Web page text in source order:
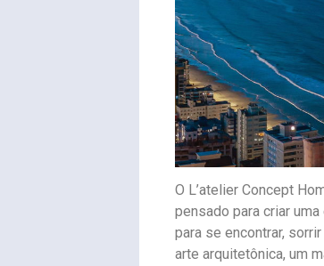
O L’atelier Concept
pensado para criar
para se encontrar,
arte arquitetônica, um